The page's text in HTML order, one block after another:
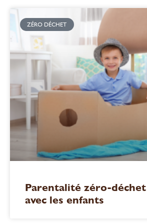
ZÉRO DÉCHET
Parentalité zéro-
avec les enfants